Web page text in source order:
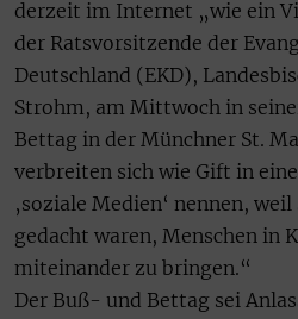
derzeit im Internet „wie ein
der Ratsvorsitzende der
Deutschland (EKD),
Strohm, am Mittwoch in
Bettag in der Münchner St.
verbreiten sich wie Gift in
‚soziale Medien‘ nennen,
gedacht waren, Menschen in
miteinander zu bringen.“
Der Buß- und Bettag sei